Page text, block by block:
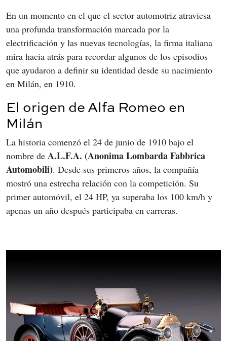
En un momento en el que el sector automotriz atraviesa
una profunda transformación marcada por la
electrificación y las nuevas tecnologías, la firma italiana
mira hacia atrás para recordar algunos de los episodios
que ayudaron a definir su identidad desde su nacimiento
en Milán, en 1910.
El origen de Alfa Romeo en
Milán
La historia comenzó el 24 de junio de 1910 bajo el
nombre de A.L.F.A. (Anonima Lombarda Fabbrica
Automobili). Desde sus primeros años, la compañía
mostró una estrecha relación con la competición. Su
primer automóvil, el 24 HP, ya superaba los 100 km/h y
apenas un año después participaba en carreras.